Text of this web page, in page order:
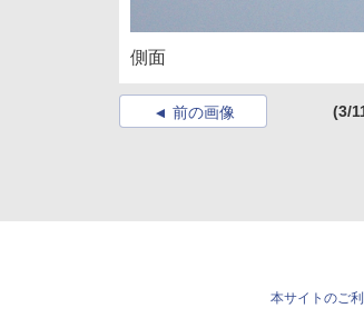
側面
前の画像 (3/
本サイトのご